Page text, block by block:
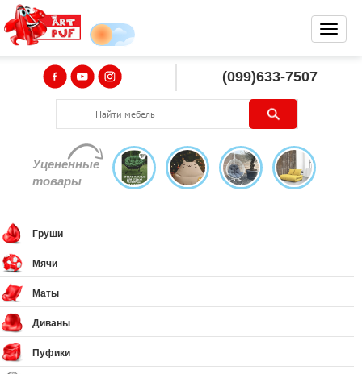
(099)633-7507
Уцененные
товары
Груши
Мячи
Маты
Диваны
Пуфики